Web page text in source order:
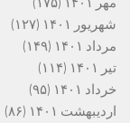
شهریور ۱۴۰۱
(۱۲۷)
مرداد ۱۴۰۱
(۱۴۹)
تیر ۱۴۰۱
(۱۱۴)
خرداد ۱۴۰۱
(۹۵)
اردیبهشت ۱۴۰۱
(۸۶)